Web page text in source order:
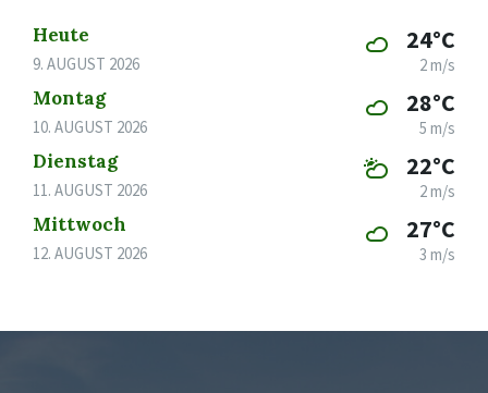
Heute
9. AUGUST 2026
24°C
2 m/s
Montag
10. AUGUST 2026
28°C
5 m/s
Dienstag
11. AUGUST 2026
22°C
2 m/s
Mittwoch
12. AUGUST 2026
27°C
3 m/s